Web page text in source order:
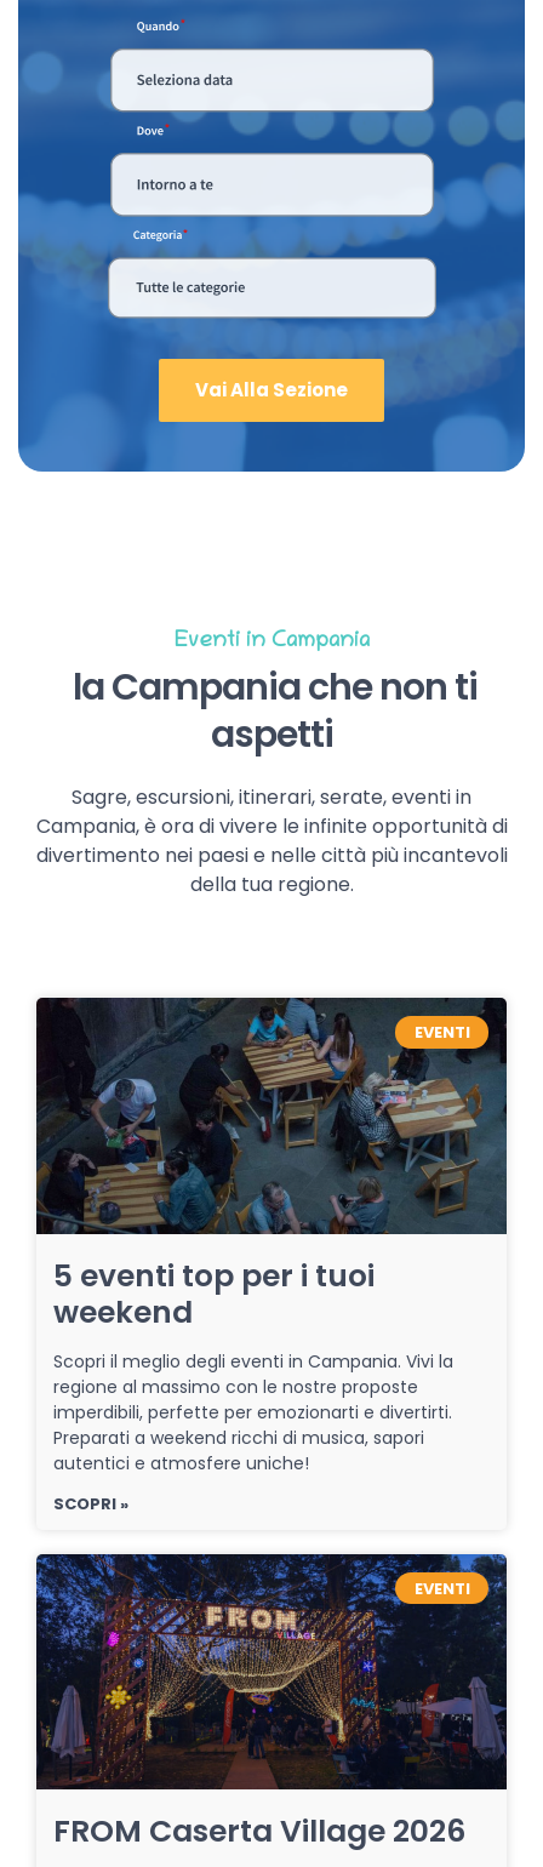
Vai Alla Sezione
Eventi in Campania
la Campania che non ti
aspetti
Sagre, escursioni, itinerari, serate, eventi in
Campania, è ora di vivere le infinite opportunità di
divertimento nei paesi e nelle città più incantevoli
della tua regione.
EVENTI
5 eventi top per i tuoi
weekend
Scopri il meglio degli eventi in Campania. Vivi la
regione al massimo con le nostre proposte
imperdibili, perfette per emozionarti e divertirti.
Preparati a weekend ricchi di musica, sapori
autentici e atmosfere uniche!
SCOPRI »
EVENTI
FROM Caserta Village 2026